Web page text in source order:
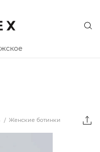
Женские ботинки